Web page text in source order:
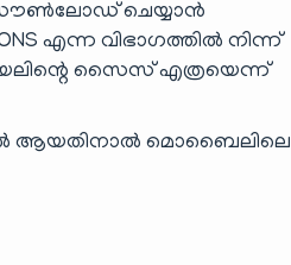
ഡൗൺലോഡ് ചെയ്യാൻ
എന്ന വിഭാഗത്തിൽ നിന്ന്
ഫയലിന്റെ സൈസ് എത്രയെന്ന്
ആയതിനാൽ മൊബൈലിലെ